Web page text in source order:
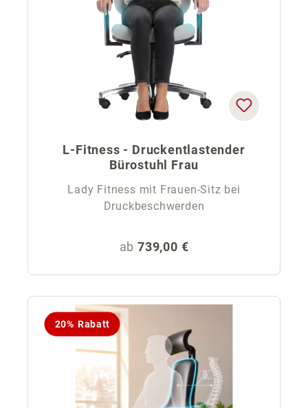
L-Fitness - Druckentlastender
Bürostuhl Frau
Lady Fitness mit Frauen-Sitz bei
Druckbeschwerden
Regulärer Preis:
ab 739,00 €
20% Rabatt